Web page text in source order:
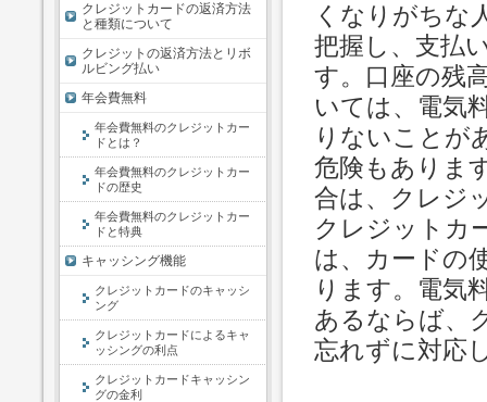
くなりがちな
把握し、支払
す。口座の残
いては、電気
りないことが
危険もありま
合は、クレジ
クレジットカ
は、カードの
ります。電気
あるならば、
忘れずに対応
クレジットカードの返済方法
と種類について
クレジットの返済方法とリボ
ルビング払い
年会費無料
年会費無料のクレジットカー
ドとは？
年会費無料のクレジットカー
ドの歴史
年会費無料のクレジットカー
ドと特典
キャッシング機能
クレジットカードのキャッシ
ング
クレジットカードによるキャ
ッシングの利点
クレジットカードキャッシン
グの金利